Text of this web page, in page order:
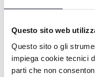
Questo sito web
Questo sito o gli
impiega cookie tecnici
parti che non
CHE BELLO E' -